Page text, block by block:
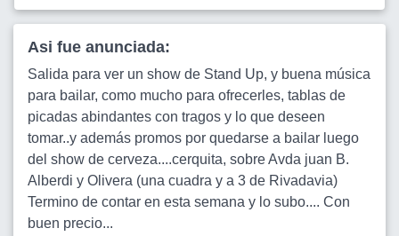
Asi fue anunciada:
Salida para ver un show de Stand Up, y buena música
para bailar, como mucho para ofrecerles, tablas de
picadas abindantes con tragos y lo que deseen
tomar..y además promos por quedarse a bailar luego
del show de cerveza....cerquita, sobre Avda juan B.
Alberdi y Olivera (una cuadra y a 3 de Rivadavia)
Termino de contar en esta semana y lo subo.... Con
buen precio...